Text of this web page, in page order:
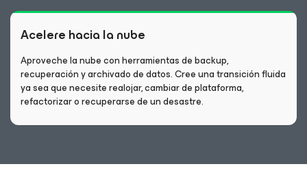
Acelere hacia la nube
Aproveche la nube con herramientas de backup,
recuperación y archivado de datos. Cree una transición fluida
ya sea que necesite realojar, cambiar de plataforma,
refactorizar o recuperarse de un desastre.